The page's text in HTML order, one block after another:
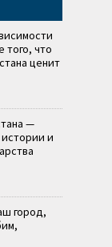
что
ценит
—
и
город,